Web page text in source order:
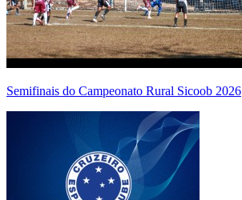
Semifinais do Campeonato Rural Sicoob 2026